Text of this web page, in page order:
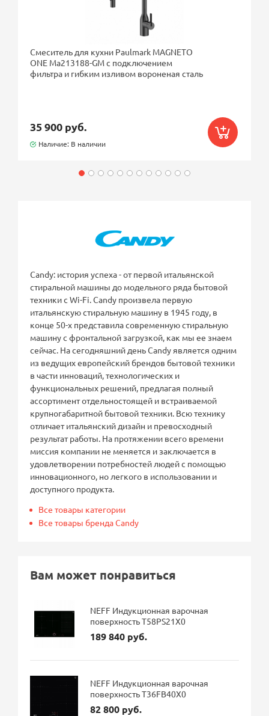
Смеситель для кухни Paulmark MAGNETO
ONE Ma213188-GM с подключением
фильтра и гибким изливом вороненая сталь
35 900 руб.
Наличие: В наличии
Candy: история успеха - от первой итальянской
стиральной машины до модельного ряда бытовой
техники с Wi-Fi. Candy произвела первую
итальянскую стиральную машину в 1945 году, в
конце 50-х представила современную стиральную
машину с фронтальной загрузкой, как мы ее знаем
сейчас. На сегодняшний день Candy является одним
из ведущих европейский брендов бытовой техники
в части инноваций, технологических и
функциональных решений, предлагая полный
ассортимент отдельностоящей и встраиваемой
крупногабаритной бытовой техники. Всю технику
отличает итальянский дизайн и превосходный
результат работы. На протяжении всего времени
миссия компании не меняется и заключается в
удовлетворении потребностей людей с помощью
инновационного, но легкого в использовании и
доступного продукта.
Все товары категории
Все товары бренда Candy
Вам может понравиться
NEFF Индукционная варочная
поверхность T58PS21X0
189 840 руб.
NEFF Индукционная варочная
поверхность T36FB40X0
82 800 руб.